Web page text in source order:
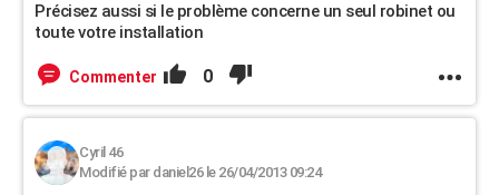
Précisez aussi si le problème concerne un seul robinet ou
toute votre installation
Commenter 0
Cyril 46
Modifié par daniel26 le 26/04/2013 09:24